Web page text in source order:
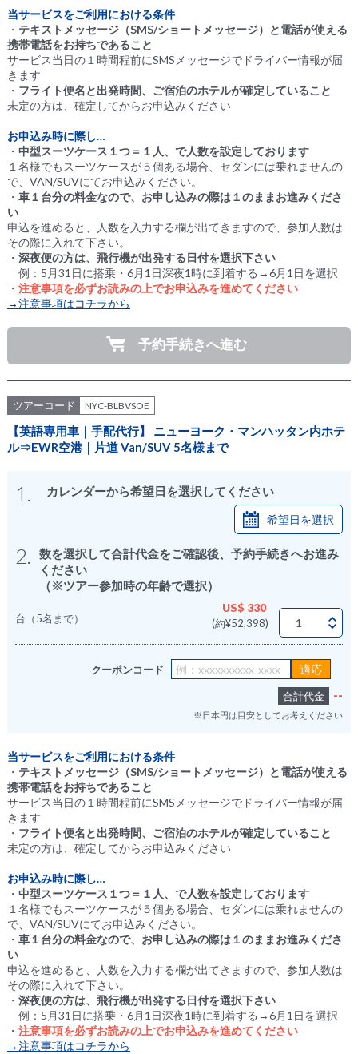
当サービスをご利用における条件
・ テキストメッセージ（SMS/ショートメッセージ）と電話が使える
携帯電話をお持ちであること
サービス当日の１時間程前にSMSメッセージでドライバー情報が届
きます
・ フライト便名と出発時間、ご宿泊のホテルが確定していること
未定の方は、確定してからお申込みください
お申込み時に際し…
・ 中型スーツケース１つ＝１人、で人数を設定しております
１名様でもスーツケースが５個ある場合、セダンには乗れませんの
で、VAN/SUVにてお申込みください。
・ 車１台分の料金なので、お申し込みの際は１のままお進みくださ
い
申込を進めると、人数を入力する欄が出てきますので、参加人数は
その際に入れて下さい。
・ 深夜便の方は、飛行機が出発する日付を選択下さい
例：5月31日に搭乗・6月1日深夜1時に到着する→6月1日を選択
・ 注意事項を必ずお読みの上でお申込みを進めてください
→注意事項はコチラから
予約手続きへ進む
ツアーコード NYC-BLBVSOE
【英語専用車｜手配代行】 ニューヨーク・マンハッタン内ホテ
ル⇒EWR空港｜片道 Van/SUV 5名様まで
1. カレンダーから希望日を選択してください
希望日を選択
2.
数を選択して合計代金をご確認後、予約手続きへお進み
ください
（※ツアー参加時の年齢で選択）
台（5名まで）
US$ 330
(約¥52,398)
クーポンコード
合計代金 --
※日本円は目安としてお考えください
当サービスをご利用における条件
・ テキストメッセージ（SMS/ショートメッセージ）と電話が使える
携帯電話をお持ちであること
サービス当日の１時間程前にSMSメッセージでドライバー情報が届
きます
・ フライト便名と出発時間、ご宿泊のホテルが確定していること
未定の方は、確定してからお申込みください
お申込み時に際し…
・ 中型スーツケース１つ＝１人、で人数を設定しております
１名様でもスーツケースが５個ある場合、セダンには乗れませんの
で、VAN/SUVにてお申込みください。
・ 車１台分の料金なので、お申し込みの際は１のままお進みくださ
い
申込を進めると、人数を入力する欄が出てきますので、参加人数は
その際に入れて下さい。
・ 深夜便の方は、飛行機が出発する日付を選択下さい
例：5月31日に搭乗・6月1日深夜1時に到着する→6月1日を選択
・ 注意事項を必ずお読みの上でお申込みを進めてください
→注意事項はコチラから